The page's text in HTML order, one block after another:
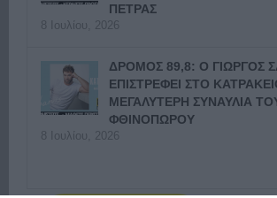
ΠΕΤΡΑΣ
8 Ιουλίου, 2026
ΔΡΟΜΟΣ 89,8: Ο ΓΙΩΡΓΟΣ
ΕΠΙΣΤΡΕΦΕΙ ΣΤΟ
ΜΕΓΑΛΥΤΕΡΗ ΣΥΝΑΥΛΙΑ
ΦΘΙΝΟΠΩΡΟΥ
8 Ιουλίου, 2026